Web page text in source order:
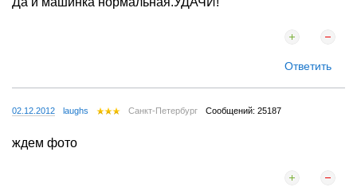
Ответить
02.12.2012 laughs Санкт-Петербург Сообщений: 25187
ждем фото